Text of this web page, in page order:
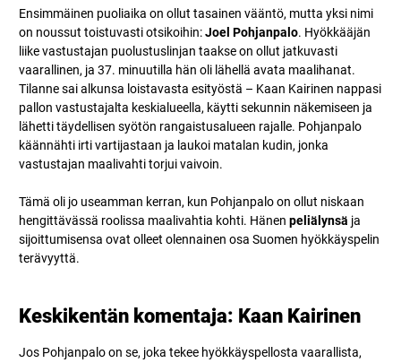
Ensimmäinen puoliaika on ollut tasainen vääntö, mutta yksi nimi
on noussut toistuvasti otsikoihin:Joel Pohjanpalo. Hyökkääjän
liike vastustajan puolustuslinjan taakse on ollut jatkuvasti
vaarallinen, ja 37. minuutilla hän oli lähellä avata maalihanat.
Tilanne sai alkunsa loistavasta esityöstä – Kaan Kairinen nappasi
pallon vastustajalta keskialueella, käytti sekunnin näkemiseen ja
lähetti täydellisen syötön rangaistusalueen rajalle. Pohjanpalo
käännähti irti vartijastaan ja laukoi matalan kudin, jonka
vastustajan maalivahti torjui vaivoin.
Tämä oli jo useamman kerran, kun Pohjanpalo on ollut niskaan
hengittävässä roolissa maalivahtia kohti. Hänen peliälynsä ja
sijoittumisensa ovat olleet olennainen osa Suomen hyökkäyspelin
terävyyttä.
Keskikentän komentaja: Kaan Kairinen
Jos Pohjanpalo on se, joka tekee hyökkäyspellosta vaarallista,